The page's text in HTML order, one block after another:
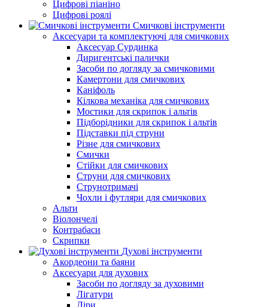
Цифрові піаніно
Цифрові роялі
Смичкові інструменти
Аксесуари та комплектуючі для смичкових
Аксесуар Сурдинка
Диригентські палички
Засоби по догляду за смичковими
Камертони для смичкових
Каніфоль
Кілкова механіка для смичкових
Мостики для скрипок і альтів
Підборiдники для скрипок і альтів
Підставки під струни
Різне для смичкових
Смички
Стійки для смичкових
Струни для смичкових
Струнотримачі
Чохли і футляри для смичкових
Альти
Віолончелі
Контрабаси
Скрипки
Духові інструменти
Акордеони та баяни
Аксесуари для духових
Засоби по догляду за духовими
Лігатури
Ліри